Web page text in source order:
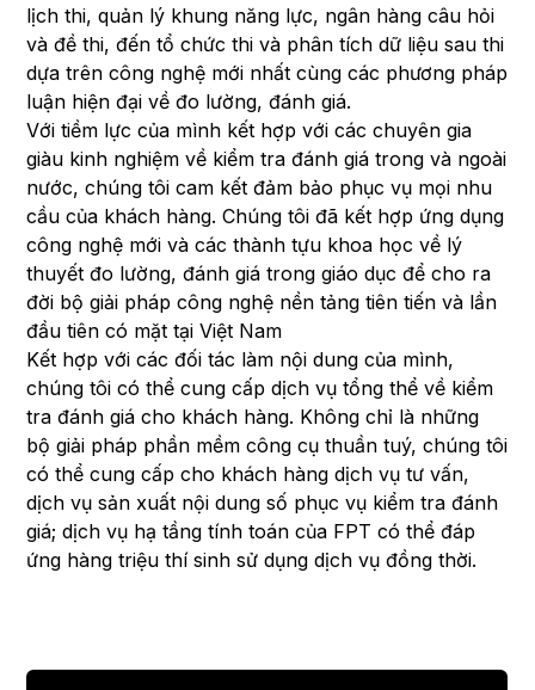
lịch thi, quản lý khung năng lực, ngân hàng câu hỏi
và đề thi, đến tổ chức thi và phân tích dữ liệu sau thi
dựa trên công nghệ mới nhất cùng các phương pháp
luận hiện đại về đo lường, đánh giá.
Với tiềm lực của mình kết hợp với các chuyên gia
giàu kinh nghiệm về kiểm tra đánh giá trong và ngoài
nước, chúng tôi cam kết đảm bảo phục vụ mọi nhu
cầu của khách hàng. Chúng tôi đã kết hợp ứng dụng
công nghệ mới và các thành tựu khoa học về lý
thuyết đo lường, đánh giá trong giáo dục để cho ra
đời bộ giải pháp công nghệ nền tảng tiên tiến và lần
đầu tiên có mặt tại Việt Nam
Kết hợp với các đối tác làm nội dung của mình,
chúng tôi có thể cung cấp dịch vụ tổng thể về kiểm
tra đánh giá cho khách hàng. Không chỉ là những
bộ giải pháp phần mềm công cụ thuần tuý, chúng tôi
có thể cung cấp cho khách hàng dịch vụ tư vấn,
dịch vụ sản xuất nội dung số phục vụ kiểm tra đánh
giá; dịch vụ hạ tầng tính toán của FPT có thể đáp
ứng hàng triệu thí sinh sử dụng dịch vụ đồng thời.